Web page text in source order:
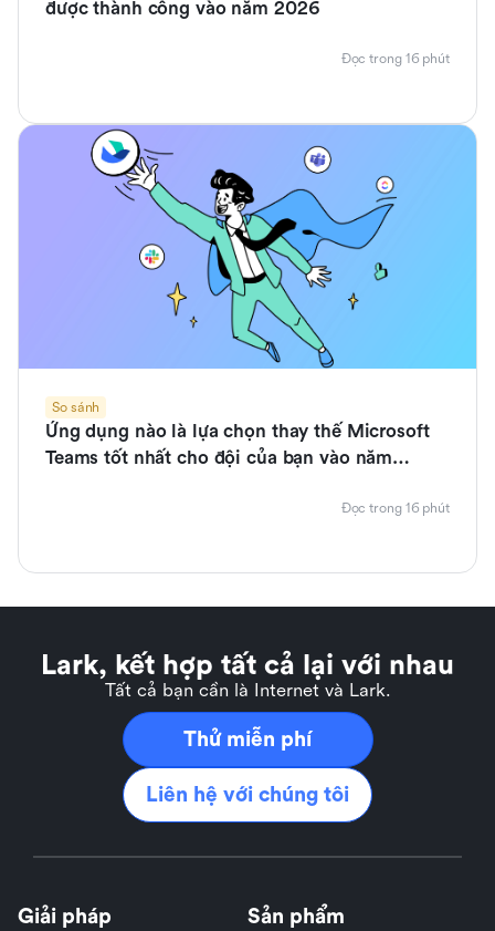
được thành công vào năm 2026
Đọc trong 16 phút
So sánh
Ứng dụng nào là lựa chọn thay thế Microsoft
Teams tốt nhất cho đội của bạn vào năm
Đọc trong 16 phút
Lark, kết hợp tất cả lại với nhau
Tất cả bạn cần là Internet và Lark.
Thử miễn phí
Liên hệ với chúng tôi
Giải pháp Sản phẩm